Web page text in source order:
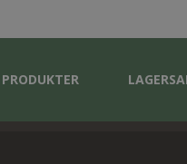
PRODUKTER